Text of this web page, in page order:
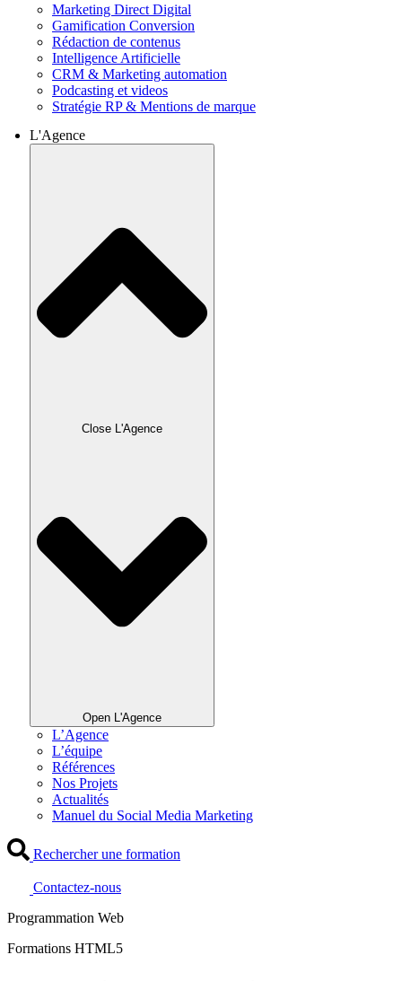
Marketing Direct Digital
Gamification Conversion
Rédaction de contenus
Intelligence Artificielle
CRM & Marketing automation
Podcasting et videos
Stratégie RP & Mentions de marque
L'Agence
Close L'Agence
Open L'Agence
L’Agence
L’équipe
Références
Nos Projets
Actualités
Manuel du Social Media Marketing
Rechercher une formation
Contactez-nous
Programmation Web
Formations HTML5